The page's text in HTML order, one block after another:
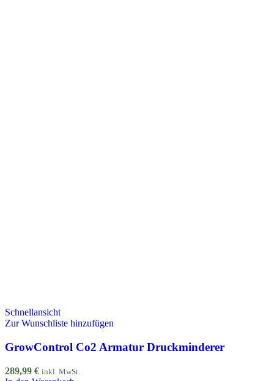
Schnellansicht
Zur Wunschliste hinzufügen
GrowControl Co2 Armatur Druckminderer
289,99 € inkl. MwSt.